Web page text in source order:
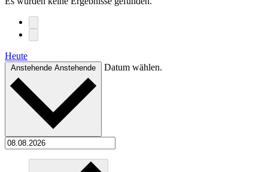
Heute
Anstehende Anstehende Datum wählen.